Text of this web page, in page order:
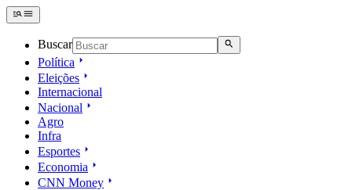
Buscar
Política
Eleições
Internacional
Nacional
Agro
Infra
Esportes
Economia
CNN Money